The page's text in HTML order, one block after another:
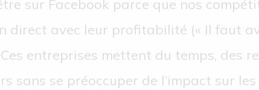
sur Facebook parce que nos
direct avec leur profitabilité (« Il faut
Ces entreprises mettent du temps, des
sans se préoccuper de l’impact sur